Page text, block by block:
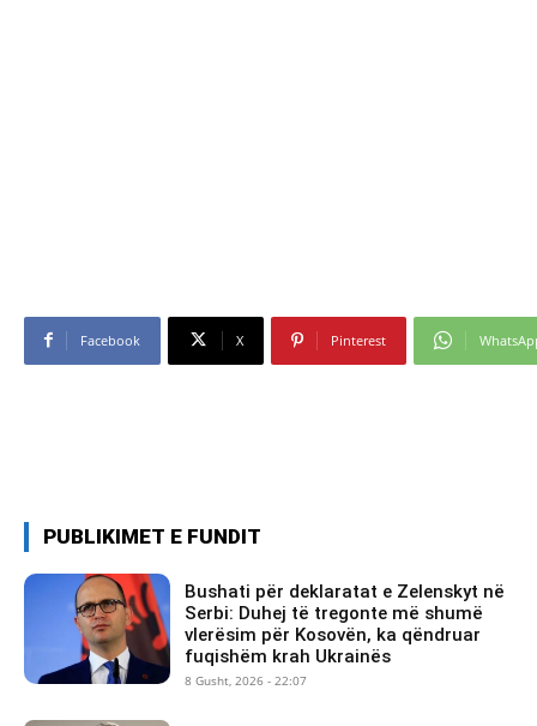
Facebook X Pinterest
PUBLIKIMET E FUNDIT
Bushati për deklaratat e Zelenskyt në
Serbi: Duhej të tregonte më shumë
vlerësim për Kosovën, ka qëndruar
fuqishëm krah Ukrainës
8 Gusht, 2026 - 22:07